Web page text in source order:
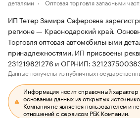
деталями
Оптовая торговля запасными
ИП Тетер Замира Саферовна
регионе — Краснодарский край.
Торговля оптовая автомобильными
принадлежностями. ИП присвоены
231219821276 и ОГРНИП:
Данные получены из публичных
Информация носит справочный характер
основании данных из открытых
Компания не является пользователем и
отношений с сервисом РБК Компании.